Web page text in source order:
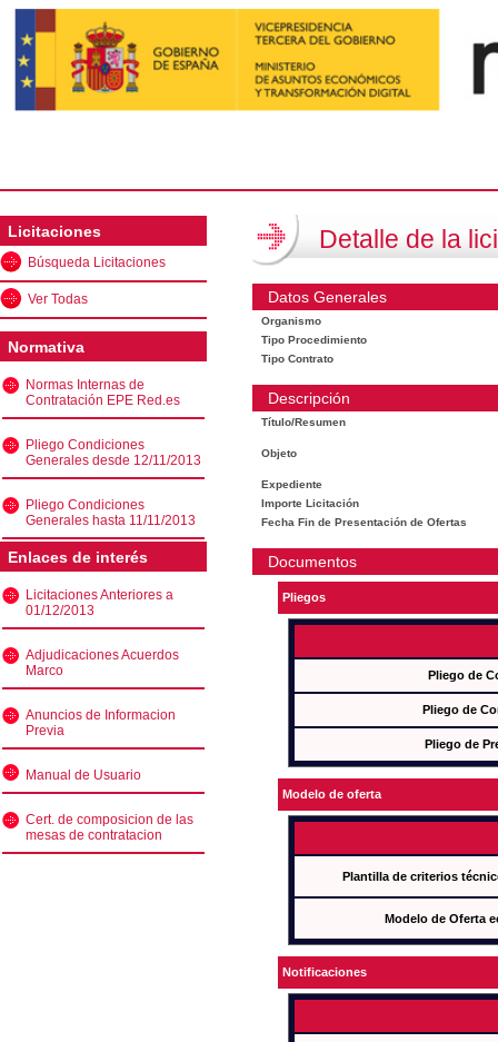
Licitaciones
Búsqueda Licitaciones
Ver Todas
Normativa
Normas Internas de
Contratación EPE Red.es
Pliego Condiciones
Generales desde 12/11/2013
Pliego Condiciones
Generales hasta 11/11/2013
Enlaces de interés
Licitaciones Anteriores a
01/12/2013
Adjudicaciones Acuerdos
Marco
Anuncios de Informacion
Previa
Manual de Usuario
Cert. de composicion de las
mesas de contratacion
Detalle de la
Datos Generales
Organismo
Tipo Procedimiento
Tipo Contrato
Descripción
Título/Resumen
Objeto
Expediente
Importe Licitación
Fecha Fin de Presentación de Ofertas
Documentos
Pliegos
Pliego de
Pliego de
Pliego de
Modelo de oferta
Plantilla de criterios
Modelo de Oferta
Notificaciones